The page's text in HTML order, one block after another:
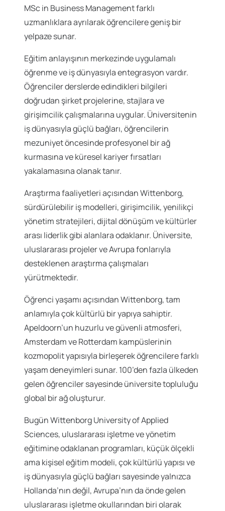
MSc in Business Management farklı
uzmanlıklara ayrılarak öğrencilere geniş bir
yelpaze sunar.
Eğitim anlayışının merkezinde uygulamalı
öğrenme ve iş dünyasıyla entegrasyon vardır.
Öğrenciler derslerde edindikleri bilgileri
doğrudan şirket projelerine, stajlara ve
girişimcilik çalışmalarına uygular. Üniversitenin
iş dünyasıyla güçlü bağları, öğrencilerin
mezuniyet öncesinde profesyonel bir ağ
kurmasına ve küresel kariyer fırsatları
yakalamasına olanak tanır.
Araştırma faaliyetleri açısından Wittenborg,
sürdürülebilir iş modelleri, girişimcilik, yenilikçi
yönetim stratejileri, dijital dönüşüm ve kültürler
arası liderlik gibi alanlara odaklanır. Üniversite,
uluslararası projeler ve Avrupa fonlarıyla
desteklenen araştırma çalışmaları
yürütmektedir.
Öğrenci yaşamı açısından Wittenborg, tam
anlamıyla çok kültürlü bir yapıya sahiptir.
Apeldoorn’un huzurlu ve güvenli atmosferi,
Amsterdam ve Rotterdam kampüslerinin
kozmopolit yapısıyla birleşerek öğrencilere farklı
yaşam deneyimleri sunar. 100’den fazla ülkeden
gelen öğrenciler sayesinde üniversite topluluğu
global bir ağ oluşturur.
Bugün Wittenborg University of Applied
Sciences, uluslararası işletme ve yönetim
eğitimine odaklanan programları, küçük ölçekli
ama kişisel eğitim modeli, çok kültürlü yapısı ve
iş dünyasıyla güçlü bağları sayesinde yalnızca
Hollanda’nın değil, Avrupa’nın da önde gelen
uluslararası işletme okullarından biri olarak